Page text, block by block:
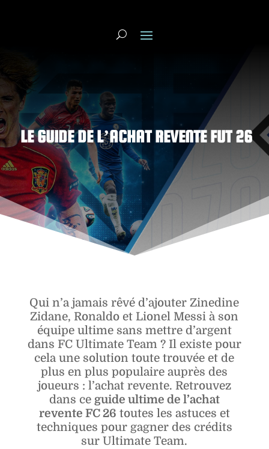
LE GUIDE DE L’ACHAT REVENTE FUT 26
Qui n’a jamais rêvé d’ajouter Zinedine
Zidane, Ronaldo et Lionel Messi à son
équipe ultime sans mettre d’argent
dans FC Ultimate Team ? Il existe pour
cela une solution toute trouvée et de
plus en plus populaire auprès des
joueurs : l’achat revente. Retrouvez
dans ce guide ultime de l’achat
revente FC 26 toutes les astuces et
techniques pour gagner des crédits
sur Ultimate Team.